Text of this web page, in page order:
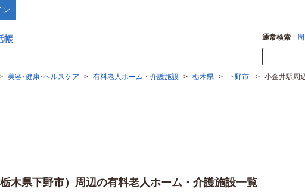
ン
通常検索
美容･健康･ヘルスケア > 有料老人ホーム・介護施設 > 栃木県 > 下野市 > 小金井駅周
木県下野市）周辺の有料老人ホーム・介護施設一覧